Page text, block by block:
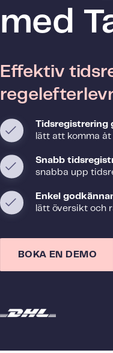
med
Effektiv
Tidsregistrering
lätt att komma åt
Snabb
snabba upp
Enkel
lätt översikt och
BOKA EN DEMO